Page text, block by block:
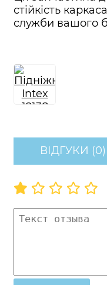
стійкість
служби вашого
ВІДГУКИ (0)